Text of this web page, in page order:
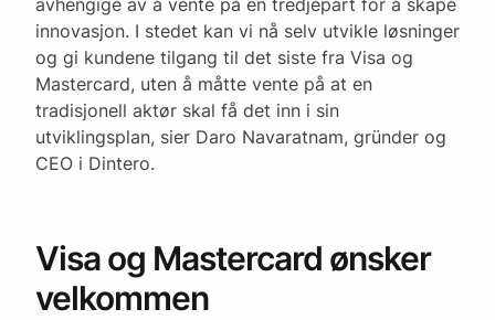
avhengige av å vente på en tredjepart for å skape
innovasjon. I stedet kan vi nå selv utvikle løsninger
og gi kundene tilgang til det siste fra Visa og
Mastercard, uten å måtte vente på at en
tradisjonell aktør skal få det inn i sin
utviklingsplan, sier Daro Navaratnam, gründer og
CEO i Dintero.
Visa og Mastercard ønsker
velkommen